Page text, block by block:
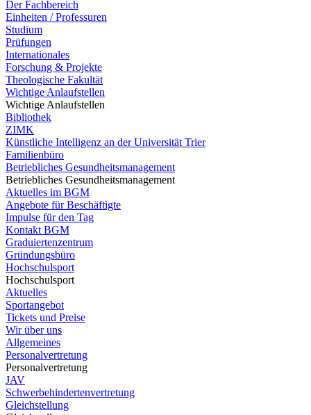
Der Fachbereich
Einheiten / Professuren
Studium
Prüfungen
Internationales
Forschung & Projekte
Theologische Fakultät
Wichtige Anlaufstellen
Wichtige Anlaufstellen
Bibliothek
ZIMK
Künstliche Intelligenz an der Universität Trier
Familienbüro
Betriebliches Gesundheitsmanagement
Betriebliches Gesundheitsmanagement
Aktuelles im BGM
Angebote für Beschäftigte
Impulse für den Tag
Kontakt BGM
Graduiertenzentrum
Gründungsbüro
Hochschulsport
Hochschulsport
Aktuelles
Sportangebot
Tickets und Preise
Wir über uns
Allgemeines
Personalvertretung
Personalvertretung
JAV
Schwerbehindertenvertretung
Gleichstellung